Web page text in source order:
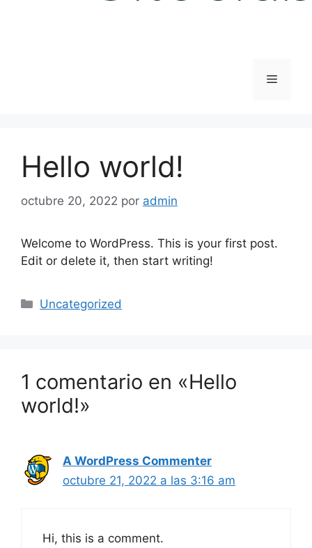
Menú
Hello world!
octubre 20, 2022 por admin
Welcome to WordPress. This is your first post.
Edit or delete it, then start writing!
Categorías
Uncategorized
1 comentario en «Hello
world!»
A WordPress Commenter
octubre 21, 2022 a las 3:16 am
Hi, this is a comment.